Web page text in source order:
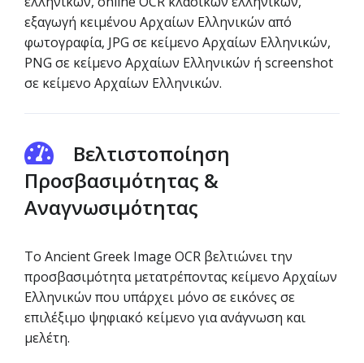
εξαγωγή κειμένου Αρχαίων Ελληνικών από
φωτογραφία, JPG σε κείμενο Αρχαίων Ελληνικών,
PNG σε κείμενο Αρχαίων Ελληνικών ή screenshot
σε κείμενο Αρχαίων Ελληνικών.
Βελτιστοποίηση
Προσβασιμότητας &
Αναγνωσιμότητας
Το Ancient Greek Image OCR βελτιώνει την
προσβασιμότητα μετατρέποντας κείμενο Αρχαίων
Ελληνικών που υπάρχει μόνο σε εικόνες σε
επιλέξιμο ψηφιακό κείμενο για ανάγνωση και
μελέτη.